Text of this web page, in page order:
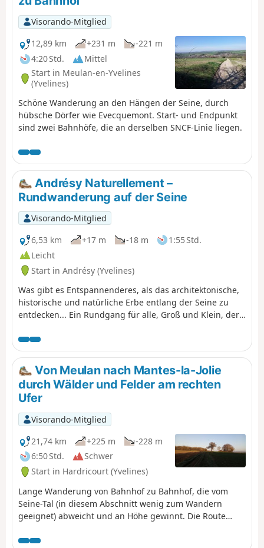
während man den Zusammenfluss
von Oise und Seine bewundert. ⚠️
Anmerkung eines Nutzers vom 18.
Mai 2026:>Achtung bei Punkt 8: Der
Weg ist in beide Richtungen
gesperrt, da Einsturzgefahr besteht.
Man sollte stattdessen den weiter
um von Ost nach West zu gelangen.
Visorando-Mitglied
12,89 km
+231 m
-221 m
4:20 Std.
Mittel
Start in Meulan-en-Yvelines
(Yvelines)
Schöne Wanderung an den Hängen der Seine, durch
hübsche Dörfer wie Evecquemont. Start- und Endpunkt
sind zwei Bahnhöfe, die an derselben SNCF-Linie liegen.
Andrésy Naturellement –
Rundwanderung auf der Seine
Visorando-Mitglied
6,53 km
+17 m -18 m
1:55 Std.
Leicht
Start in Andrésy (Yvelines)
Was gibt es Entspannenderes, als das architektonische,
historische und natürliche Erbe entlang der Seine zu
entdecken... Ein Rundgang für alle, Groß und Klein, der
Binnenschifffahrt, bis zum Denouval-Viertel führt, vorbei
an den wichtigsten Sehenswürdigkeiten der Innenstadt.
Von Meulan nach Mantes-la-Jolie
durch Wälder und Felder am rechten
Ufer
Visorando-Mitglied
21,74 km
+225 m
-228 m
6:50 Std.
Schwer
Start in Hardricourt (Yvelines)
Lange Wanderung von Bahnhof zu Bahnhof, die vom
Seine-Tal (in diesem Abschnitt wenig zum Wandern
geeignet) abweicht und an Höhe gewinnt. Die Route
Passagen durch Felder mit weitreichenden Ausblicken.